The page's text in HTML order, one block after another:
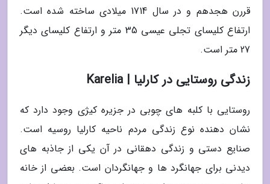
قررن هجدهم و در سال 1714 میلادی ساخته شده است.
ارتفاع کلیسای تجلی عیسی 35 متر و ارتفاع کلیسای دیگر
27 متر است.
زندگی روستایی در کارلیا | Karelia
روستایی با کلبه های چوبی در جزیره کیژی وجود دارد که
نشان دهنده نوع زندگی مردم ناحیه کارلیا روسیه است.
صنایع دستی و زندگی دهقانی در آن یکی از جاذبه های
دیدنی برای جهانگرد ها و جهانگردان است. بعضی از خانه